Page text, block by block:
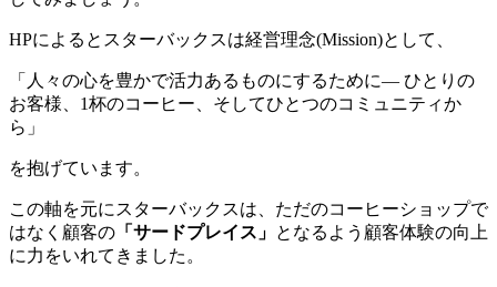
HPによるとスターバックスは経営理念(Mission)として、
「人々の心を豊かで活力あるものにするために— ひとりの
お客様、1杯のコーヒー、そしてひとつのコミュニティか
ら」
を抱げています。
この軸を元にスターバックスは、ただのコーヒーショップで
はなく顧客の 「サードプレイス」 となるよう顧客体験の向上
に力をいれてきました。